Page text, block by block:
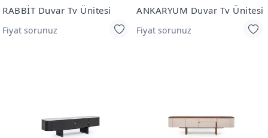
RABBİT Duvar Tv Ünitesi
Fiyat sorunuz
ANKARYUM Duvar Tv Ünitesi
Fiyat sorunuz